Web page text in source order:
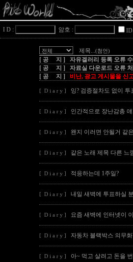
I D : 암호 :
제목 ...(첨언)
[ 공 지 ] 자유겔러리 등록 오류 수
[ 공 지 ] 자료실 다운로드 오류 처
[ 공 지 ] 비난, 광고 게시물을 신
[ D i a r y ] 잉? 검증절차도 없이 투
[ D i a r y ] 인간적으로 장난감총
[ D i a r y ] 왠지 이러면 안될거 같
[ D i a r y ] 같은 노래 제목 다른 느
[ D i a r y ] 적응하는데 1주일?
[ D i a r y ] 내일 새벽에 투표하실
[ D i a r y ] 요즘 새벽에 인터넷이
[ D i a r y ] 자동차 블랙박스 의무화
[ D i a r y ] 아~ 먹고 살려고 돈을